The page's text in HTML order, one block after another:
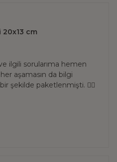
20x13 cm
ilgili sorularıma hemen
aşamasın da bilgi
şekilde paketlenmişti. 👌🏻